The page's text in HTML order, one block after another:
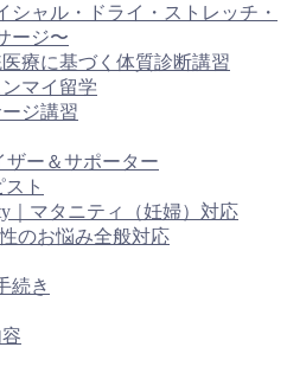
シャル・ドライ・ストレッチ・
ージ〜
療に基づく体質診断講習
マイ留学
ジ講習
ザー＆サポーター
スト
｜マタニティ（妊婦）対応
のお悩み全般対応
続き